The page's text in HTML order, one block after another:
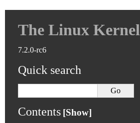
The Linux Kernel
7.2.0-rc6
Quick search
Contents